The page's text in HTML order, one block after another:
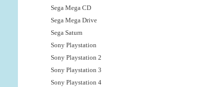
Sega Mega CD
Sega Mega Drive
Sega Saturn
Sony Playstation
Sony Playstation 2
Sony Playstation 3
Sony Playstation 4